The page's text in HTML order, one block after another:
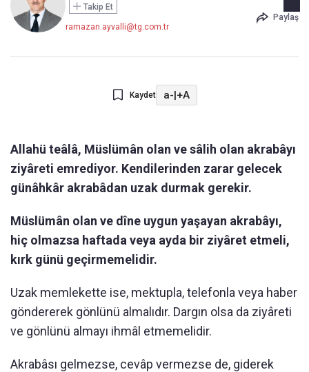
Takip Et
ramazan.ayvalli@tg.com.tr
Paylaş
Kaydet a-|+A
Allahü teâlâ, Müslümân olan ve sâlih olan akrabâyı
ziyâreti emrediyor. Kendilerinden zarar gelecek
günâhkâr akrabâdan uzak durmak gerekir.
Müslümân olan ve dîne uygun yaşayan akrabâyı,
hiç olmazsa haftada veya ayda bir ziyâret etmeli,
kırk günü geçirmemelidir.
Uzak memlekette ise, mektupla, telefonla veya haber
göndererek gönlünü almalıdır. Dargın olsa da ziyâreti
ve gönlünü almayı ihmâl etmemelidir.
Akrabâsı gelmezse, cevâp vermezse de, giderek